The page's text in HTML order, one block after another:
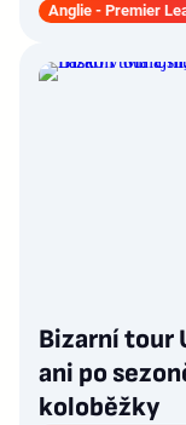
Anglie - Premier
Bizarní tour
ani po
koloběžky